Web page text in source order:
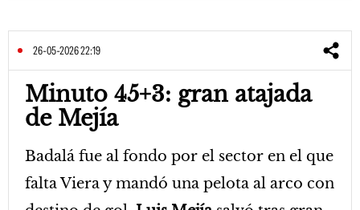
26-05-2026 22:19
Minuto 45+3: gran atajada
de Mejía
Badalá fue al fondo por el sector en el que
falta Viera y mandó una pelota al arco con